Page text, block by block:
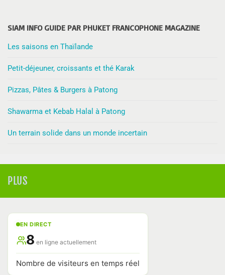
SIAM INFO GUIDE PAR PHUKET FRANCOPHONE MAGAZINE
Les saisons en Thaïlande
Petit-déjeuner, croissants et thé Karak
Pizzas, Pâtes & Burgers à Patong
Shawarma et Kebab Halal à Patong
Un terrain solide dans un monde incertain
PLUS
EN DIRECT
8 en ligne actuellement
Nombre de visiteurs en temps réel